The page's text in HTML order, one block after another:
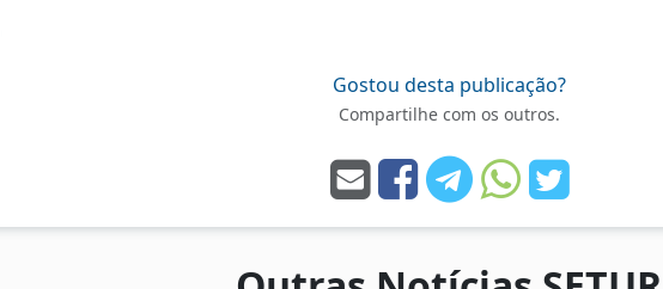
Gostou desta publicação?
Compartilhe com os outros.